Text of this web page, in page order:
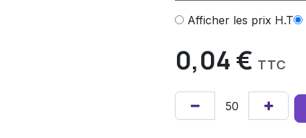
Afficher les prix H.T
0,04 € TTC